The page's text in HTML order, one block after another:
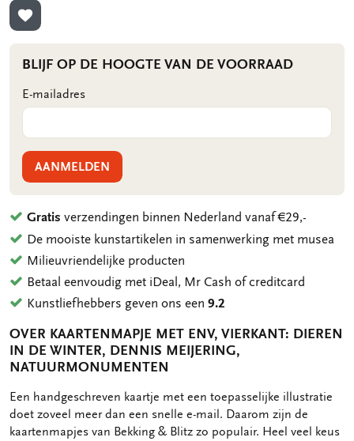
TOEVOEGEN AAN VERLANGLIJST
BLIJF OP DE HOOGTE VAN DE VOORRAAD
E-mailadres
AANMELDEN
Gratis verzendingen binnen Nederland vanaf €29,-
De mooiste kunstartikelen in samenwerking met musea
Milieuvriendelijke producten
Betaal eenvoudig met iDeal, Mr Cash of creditcard
Kunstliefhebbers geven ons een9.2
OVER KAARTENMAPJE MET ENV, VIERKANT: DIEREN
IN DE WINTER, DENNIS MEIJERING,
NATUURMONUMENTEN
OMSCHRIJVING
Een handgeschreven kaartje met een toepasselijke illustratie
doet zoveel meer dan een snelle e-mail. Daarom zijn de
kaartenmapjes van Bekking & Blitz zo populair. Heel veel keus